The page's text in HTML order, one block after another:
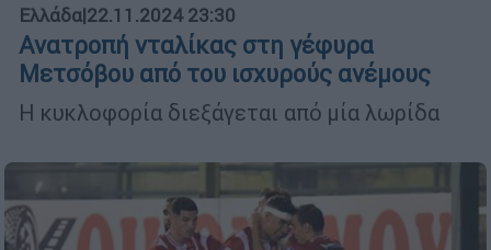
Ελλάδα|22.11.2024 23:30
Ανατροπή νταλίκας στη γέφυρα
Μετσόβου από του ισχυρούς ανέμους
Η κυκλοφορία διεξάγεται από μία λωρίδα